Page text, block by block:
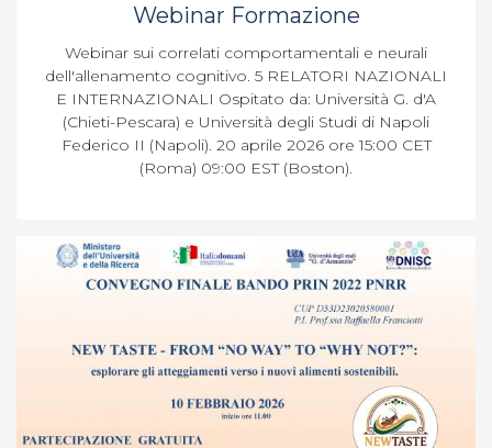
Webinar Formazione
Webinar sui correlati comportamentali e neurali
dell'allenamento cognitivo. 5 RELATORI NAZIONALI
E INTERNAZIONALI Ospitato da: Università G. d'A
(Chieti-Pescara) e Università degli Studi di Napoli
Federico II (Napoli). 20 aprile 2026 ore 15:00 CET
(Roma) 09:00 EST (Boston).